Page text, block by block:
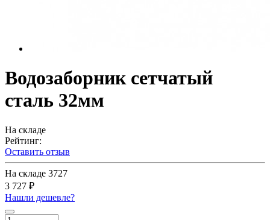
Водозаборник сетчатый
сталь 32мм
На складе
Рейтинг:
Оставить отзыв
На складе 3727
3 727 ₽
Нашли дешевле?